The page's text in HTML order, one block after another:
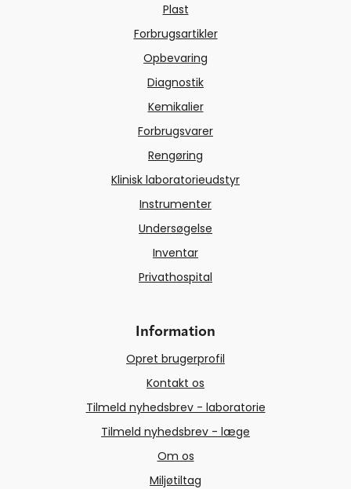
Plast
Forbrugsartikler
Opbevaring
Diagnostik
Kemikalier
Forbrugsvarer
Rengøring
Klinisk laboratorieudstyr
Instrumenter
Undersøgelse
Inventar
Privathospital
Information
Opret brugerprofil
Kontakt os
Tilmeld nyhedsbrev - laboratorie
Tilmeld nyhedsbrev - læge
Om os
Miljøtiltag